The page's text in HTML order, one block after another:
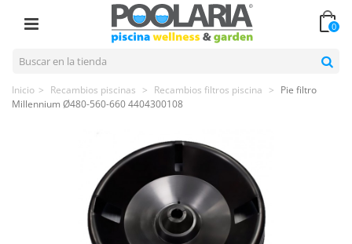
0
Inicio > Recambios piscinas > Recambios filtros piscina > Pie filtro
Millennium Ø480-560-660 4404300108